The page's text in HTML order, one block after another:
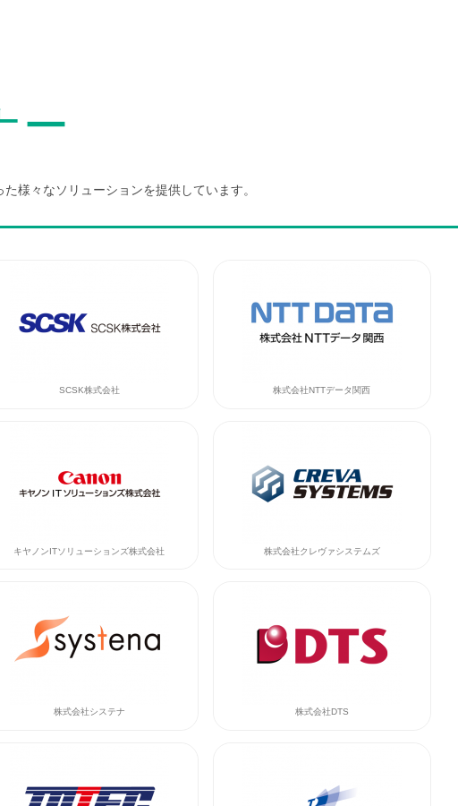
ー
様々なソリューションを提供しています。
SCSK株式会社 株式会社NTTデータ関西
キヤノンITソリューションズ株式会社 株式会社クレヴァシステムズ
株式会社システナ 株式会社DTS